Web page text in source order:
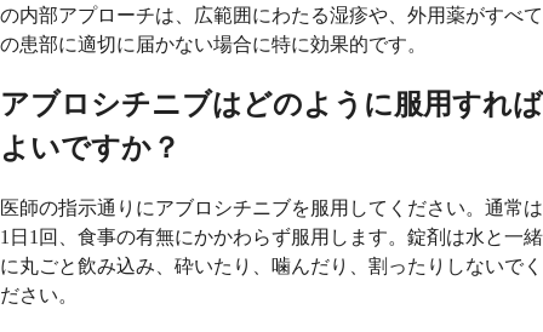
の内部アプローチは、広範囲にわたる湿疹や、外用薬がすべて
の患部に適切に届かない場合に特に効果的です。
アブロシチニブはどのように服用すれば
よいですか？
医師の指示通りにアブロシチニブを服用してください。通常は
1日1回、食事の有無にかかわらず服用します。錠剤は水と一緒
に丸ごと飲み込み、砕いたり、噛んだり、割ったりしないでく
ださい。